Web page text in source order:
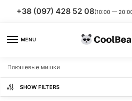
+38 (097) 428 52 08(10:00 —
MENU
Плюшевые мишки
SHOW FILTERS